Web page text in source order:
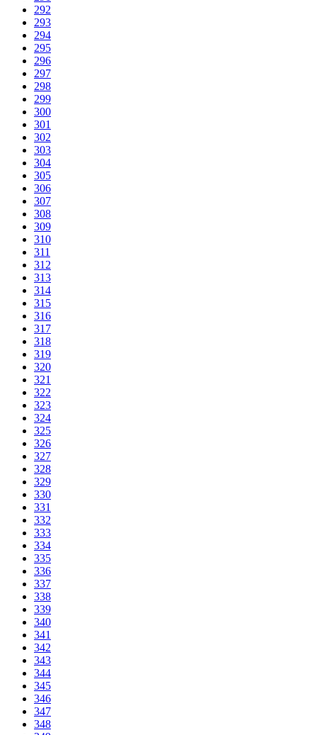
292
293
294
295
296
297
298
299
300
301
302
303
304
305
306
307
308
309
310
311
312
313
314
315
316
317
318
319
320
321
322
323
324
325
326
327
328
329
330
331
332
333
334
335
336
337
338
339
340
341
342
343
344
345
346
347
348